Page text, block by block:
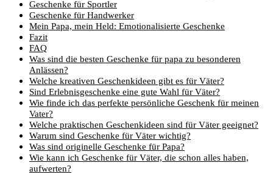
Geschenke für Sportler
Geschenke für Handwerker
Mein Papa, mein Held: Emotionalisierte Geschenke
Fazit
FAQ
Was sind die besten Geschenke für papa zu besonderen
Anlässen?
Welche kreativen Geschenkideen gibt es für Väter?
Sind Erlebnisgeschenke eine gute Wahl für Väter?
Wie finde ich das perfekte persönliche Geschenk für meinen
Vater?
Welche praktischen Geschenkideen sind für Väter geeignet?
Warum sind Geschenke für Väter wichtig?
Was sind originelle Geschenke für Papa?
Wie kann ich Geschenke für Väter, die schon alles haben,
aufwerten?